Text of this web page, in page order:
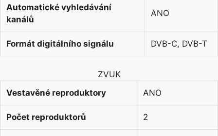
Automatické vyhledávání
kanálů
ANO
Formát digitálního signálu DVB-C, DVB-T
ZVUK
Vestavěné reproduktory
ANO
Počet reproduktorů 2